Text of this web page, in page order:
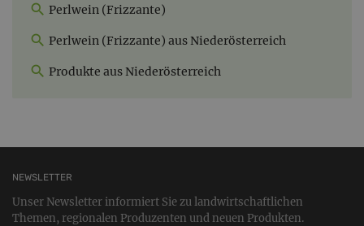
Perlwein (Frizzante)
Perlwein (Frizzante) aus Niederösterreich
Produkte aus Niederösterreich
NEWSLETTER
Unser Newsletter informiert Sie zu landwirtschaftlichen
Themen, regionalen Produzenten und neuen Produkten.